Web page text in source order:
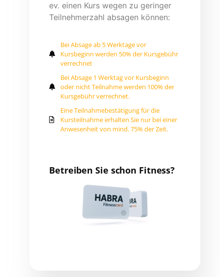
ev. einen Kurs wegen zu geringer
Teilnehmerzahl absagen können:
Bei Absage ab 5 Werktage vor
Kursbeginn werden 50% der Kursgebühr
verrechnet
Bei Absage 1 Werktag vor Kursbeginn
oder nicht Teilnahme werden 100% der
Kursgebühr verrechnet.
Eine Teilnahmebestätigung für die
Kursteilnahme erhalten Sie nur bei einer
Anwesenheit von mind. 75% der Zeit.
Betreiben Sie schon Fitness?